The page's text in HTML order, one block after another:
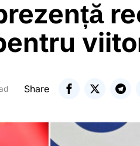
Share